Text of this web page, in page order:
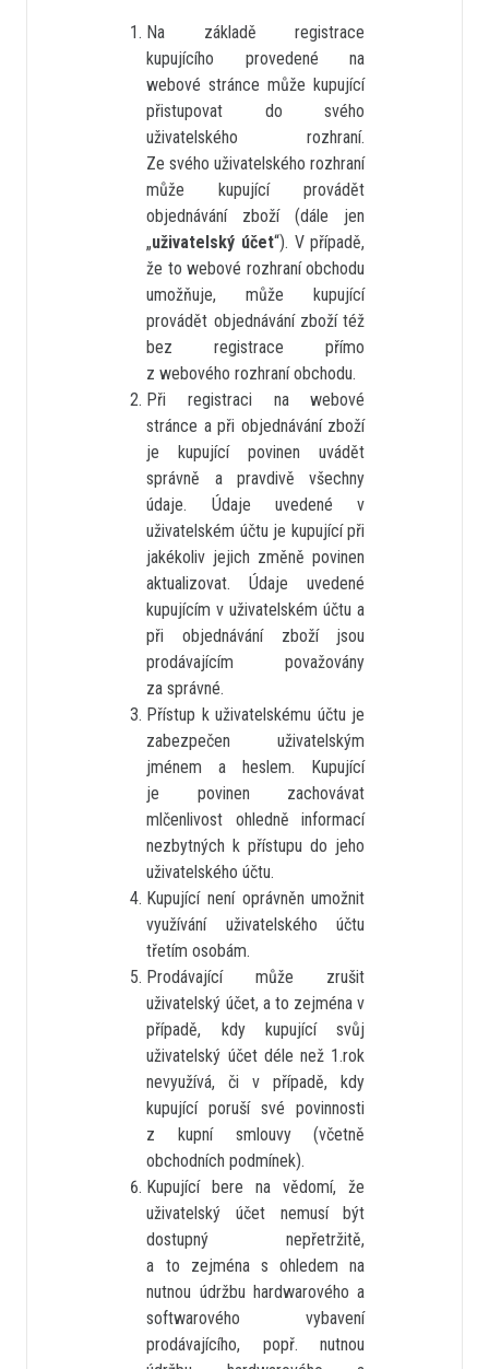
Na základě registrace
kupujícího provedené na
webové stránce může kupující
přistupovat do svého
uživatelského rozhraní.
Ze svého uživatelského rozhraní
může kupující provádět
objednávání zboží (dále jen
„uživatelský účet“). V případě,
že to webové rozhraní obchodu
umožňuje, může kupující
provádět objednávání zboží též
bez registrace přímo
z webového rozhraní obchodu.
Při registraci na webové
stránce a při objednávání zboží
je kupující povinen uvádět
správně a pravdivě všechny
údaje. Údaje uvedené v
uživatelském účtu je kupující při
jakékoliv jejich změně povinen
aktualizovat. Údaje uvedené
kupujícím v uživatelském účtu a
při objednávání zboží jsou
prodávajícím považovány
za správné.
Přístup k uživatelskému účtu je
zabezpečen uživatelským
jménem a heslem. Kupující
je povinen zachovávat
mlčenlivost ohledně informací
nezbytných k přístupu do jeho
uživatelského účtu.
Kupující není oprávněn umožnit
využívání uživatelského účtu
třetím osobám.
Prodávající může zrušit
uživatelský účet, a to zejména v
případě, kdy kupující svůj
uživatelský účet déle než 1.rok
nevyužívá, či v případě, kdy
kupující poruší své povinnosti
z kupní smlouvy (včetně
obchodních podmínek).
Kupující bere na vědomí, že
uživatelský účet nemusí být
dostupný nepřetržitě,
a to zejména s ohledem na
nutnou údržbu hardwarového a
softwarového vybavení
prodávajícího, popř. nutnou